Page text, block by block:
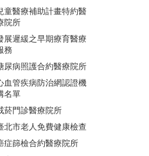
童醫療補助計畫特約醫
院所
展遲緩之早期療育醫療
務
尿病照護合約醫療院所
血管疾病防治網認證機
名單
菸門診醫療院所
北市老人免費健康檢查
症篩檢合約醫療院所